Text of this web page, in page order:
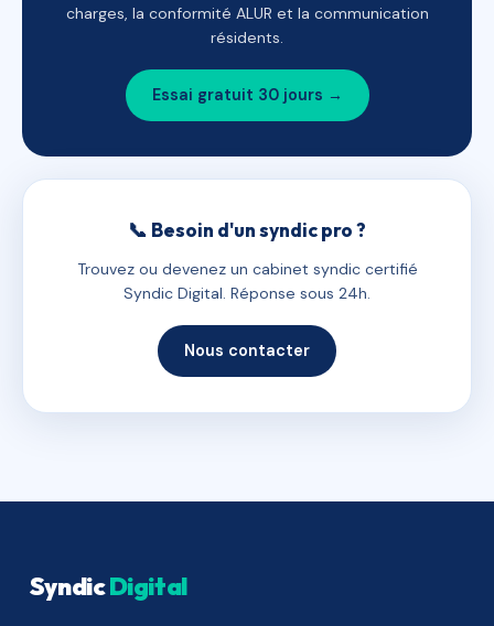
charges, la conformité ALUR et la communication
résidents.
Essai gratuit 30 jours →
📞 Besoin d'un syndic pro ?
Trouvez ou devenez un cabinet syndic certifié
Syndic Digital. Réponse sous 24h.
Nous contacter
SyndicDigital